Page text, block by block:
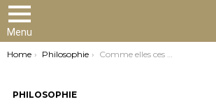
Menu
You are here:
Home Philosophie Comme elles ces personnes qui se parfument de sincérité
PHILOSOPHIE